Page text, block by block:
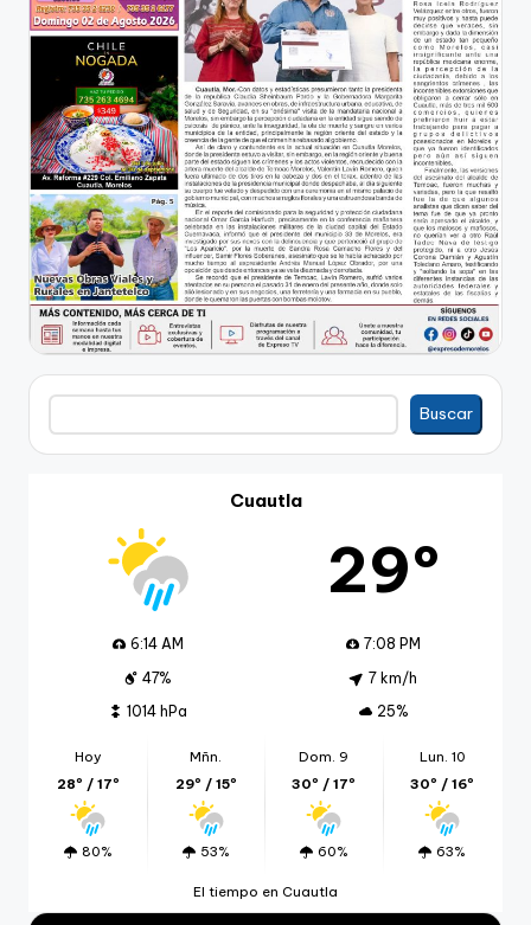
Buscar
Buscar
Cuautla
29º
6:14 AM
7:08 PM
47%
7 km/h
1014 hPa
25%
Hoy
28º / 17º
80%
Mñn.
29º / 15º
53%
Dom. 9
30º / 17º
60%
Lun. 10
30º / 16º
63%
El tiempo en Cuautla